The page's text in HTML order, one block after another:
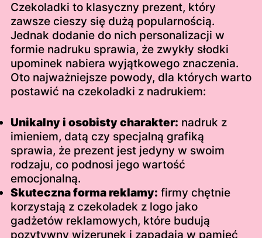
Czekoladki to klasyczny prezent, który
zawsze cieszy się dużą popularnością.
Jednak dodanie do nich personalizacji w
formie nadruku sprawia, że zwykły słodki
upominek nabiera wyjątkowego znaczenia.
Oto najważniejsze powody, dla których warto
postawić na czekoladki z nadrukiem:
Unikalny i osobisty charakter: nadruk z
imieniem, datą czy specjalną grafiką
sprawia, że prezent jest jedyny w swoim
rodzaju, co podnosi jego wartość
emocjonalną.
Skuteczna forma reklamy: firmy chętnie
korzystają z czekoladek z logo jako
gadżetów reklamowych, które budują
pozytywny wizerunek i zapadają w pamięć